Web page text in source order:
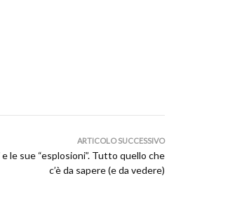
ARTICOLO SUCCESSIVO
le sue “esplosioni”. Tutto quello che
c’è da sapere (e da vedere)